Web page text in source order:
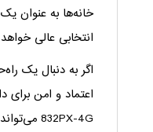
خانه‌ها به عنوان
انتخابی عالی
اگر به دنبال یک
832PX-4G می‌تواند گزینه‌ای عالی برای شما باشد.